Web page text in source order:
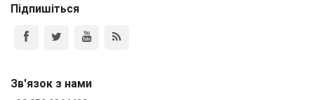
Підпишіться
Зв'язок з нами